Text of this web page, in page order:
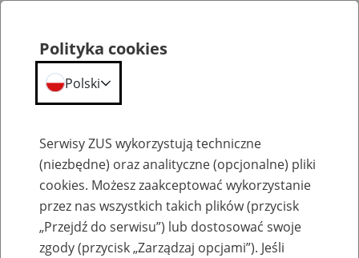
Biblioteka ZUS
Polityka cookies
Polski
Serwisy ZUS wykorzystują techniczne
(niezbędne) oraz analityczne (opcjonalne) pliki
cookies. Możesz zaakceptować wykorzystanie
przez nas wszystkich takich plików (przycisk
„Przejdź do serwisu”) lub dostosować swoje
zgody (przycisk „Zarządzaj opcjami”). Jeśli